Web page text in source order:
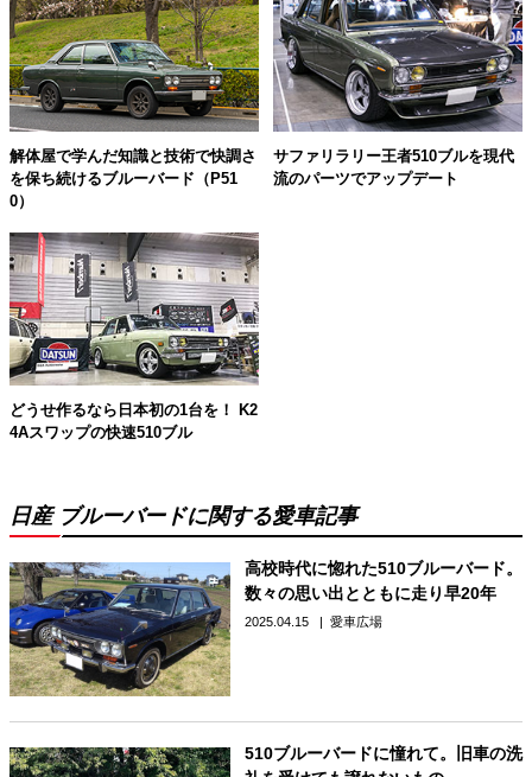
解体屋で学んだ知識と技術で快調さ
を保ち続けるブルーバード（P51
0）
サファリラリー王者510ブルを現代
流のパーツでアップデート
どうせ作るなら日本初の1台を！ K2
4Aスワップの快速510ブル
日産 ブルーバードに関する愛車記事
高校時代に惚れた510ブルーバード。
数々の思い出とともに走り早20年
2025.04.15 愛車広場
510ブルーバードに憧れて。旧車の洗